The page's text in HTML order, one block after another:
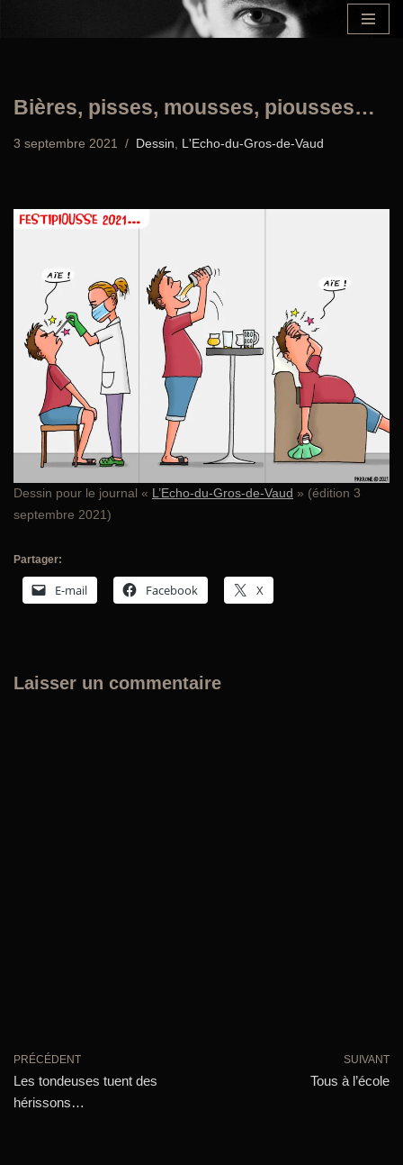
Bières, pisses, mousses, piousses…
3 septembre 2021 Dessin, L'Echo-du-Gros-de-Vaud
Dessin pour le journal « L’Echo-du-Gros-de-Vaud » (édition 3
septembre 2021)
Partager:
E-mail Facebook X
Laisser un commentaire
PRÉCÉDENT
Les tondeuses tuent des
hérissons…
SUIVANT
Tous à l’école